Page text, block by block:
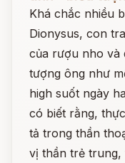
Khá chắc nhiều
Dionysus, con
của rượu nho và
tượng ông như
high suốt ngày
có biết rằng,
tả trong thần
vị thần trẻ trung,